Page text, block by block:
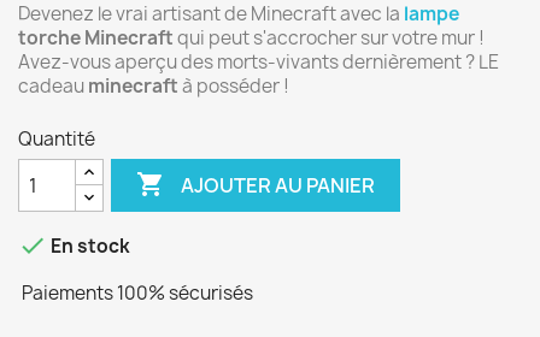
Devenez le vrai artisant de Minecraft avec la lampe
torche Minecraftqui peut s'accrocher sur votre mur !
Avez-vous aperçu des morts-vivants dernièrement ? LE
cadeauminecraftà posséder !
Quantité
 AJOUTER AU PANIER
 En stock
Paiements 100% sécurisés